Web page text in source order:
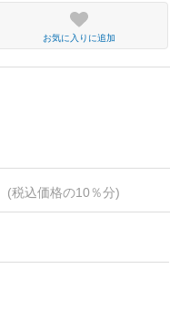
お気に入りに追加
(税込価格の10％分)